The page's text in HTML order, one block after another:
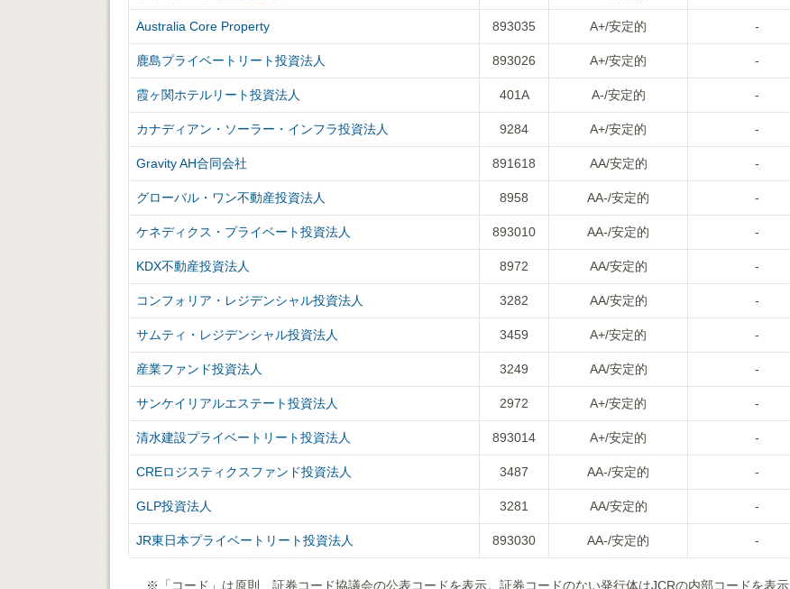
Australia Core Property 893035 A+/安定的 -
鹿島プライベートリート投資法人 893026 A+/安定的 -
霞ヶ関ホテルリート投資法人 401A A-/安定的 -
カナディアン・ソーラー・インフラ投資法人 9284 A+/安定的 -
Gravity AH合同会社 891618 AA/安定的 -
グローバル・ワン不動産投資法人 8958 AA-/安定的 -
ケネディクス・プライベート投資法人 893010 AA-/安定的 -
KDX不動産投資法人 8972 AA/安定的 -
コンフォリア・レジデンシャル投資法人 3282 AA/安定的 -
サムティ・レジデンシャル投資法人 3459 A+/安定的 -
産業ファンド投資法人 3249 AA/安定的 -
サンケイリアルエステート投資法人 2972 A+/安定的 -
清水建設プライベートリート投資法人 893014 A+/安定的 -
CREロジスティクスファンド投資法人 3487 AA-/安定的 -
GLP投資法人 3281 AA/安定的 -
JR東日本プライベートリート投資法人 893030 AA-/安定的 -
※「コード」は原則、証券コード協議会の公表コードを表示。証券コードのない発行体はJCRの内部コードを表示